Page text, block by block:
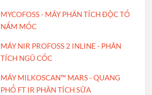
MYCOFOSS - MÁY PHÂN TÍCH ĐỘC TỐ
NẤM MỐC
MÁY NIR PROFOSS 2 INLINE - PHÂN
TÍCH NGŨ CỐC
MÁY MILKOSCAN™ MARS - QUANG
PHỔ FT IR PHÂN TÍCH SỮA